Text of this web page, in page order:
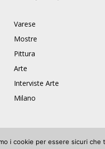
Varese
Mostre
Pittura
Arte
Interviste Arte
Milano
i cookie per essere sicuri